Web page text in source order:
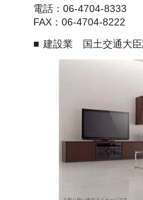
電話：06-4704-8333
FAX：06-4704-8222
建設業 国土交通大